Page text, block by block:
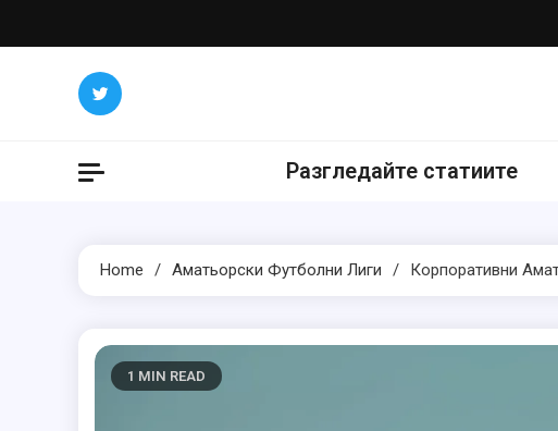
to
Разгледайте статиите
Home Аматьорски Футболни Лиги Корпоративни
1 MIN READ